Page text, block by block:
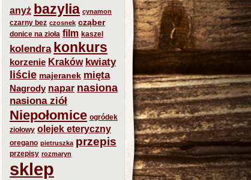
anyż bazylia cynamon
czarny bez czosnek cząber
donice na zioła film kaszel
kolendra konkurs
korzenie Kraków kwiaty
liście majeranek mięta
Nagrody napar nasiona
nasiona ziół
Niepołomice ogródek
ziołowy olejek eteryczny
oregano pietruszka przepis
przepisy rozmaryn
sklep